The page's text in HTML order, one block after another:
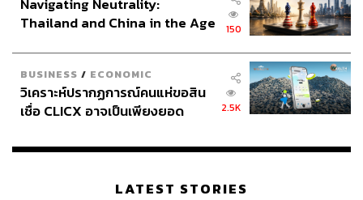
Navigating Neutrality:
Thailand and China in the Age
150
BUSINESS / ECONOMIC
วิเคราะห์ปรากฏการณ์คนแห่ขอสิน
เชื่อ CLICX อาจเป็นเพียงยอด
เรือนไทยที่ถูกซุกไว้
2.5K
LATEST STORIES